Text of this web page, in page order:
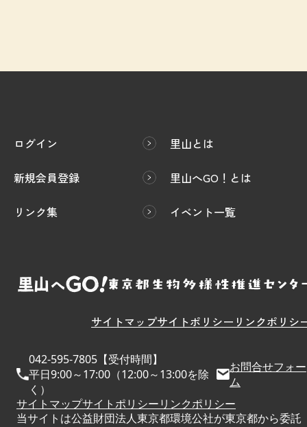
ログイン
新規会員登録
リンク集
里山とは
里山へGO！とは
イベント一覧
サイトマップサイトポリシー リンクポリシ
042-595-7805【受付時間】
平日9:00～17:00（12:00～13:00を除
く）
お問合せフォー
ム
サイトマップサイトポリシーリンクポリシー
当サイトは公益財団法人東京都環境公社が東京都から委託